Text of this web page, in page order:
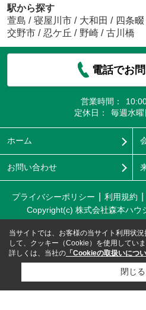
駅から探す
萱島 / 寝屋川市 / 大和田 / 四条畷
交野市 / 忍ケ丘 / 野崎 / 古川橋
電話でお
営業時間：
定休日：
毎週水
ホーム
お問い合わせ
プライバシーポリシー 利用規約
Copyright(c) 株式会社森本ハウ
当サイトでは、お客様の当サイト利用状
して、クッキー（Cookie）を使用していま
詳しくは、当社の 「Cookieの取扱いについ
閉じる